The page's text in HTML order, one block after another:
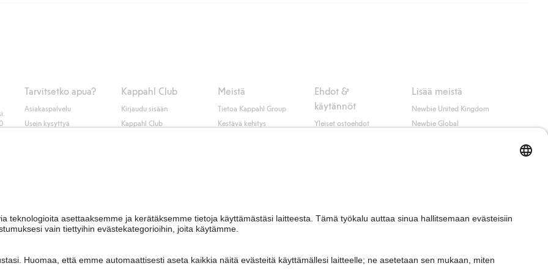
Tarvitsetko apua?
Asiakaspalvelu
Usein kysyttyä
Peru ostoksesi
Kappahl Club
Kirjaudu sisään
Kappahl Club
Meistä
Tietoa Kappahl Group
Kestävä kehitys
Ehdot &
käytännöt
Yleiset ostoehdot
Lisää meistä
Newbie United Kingdom
Newbie Global